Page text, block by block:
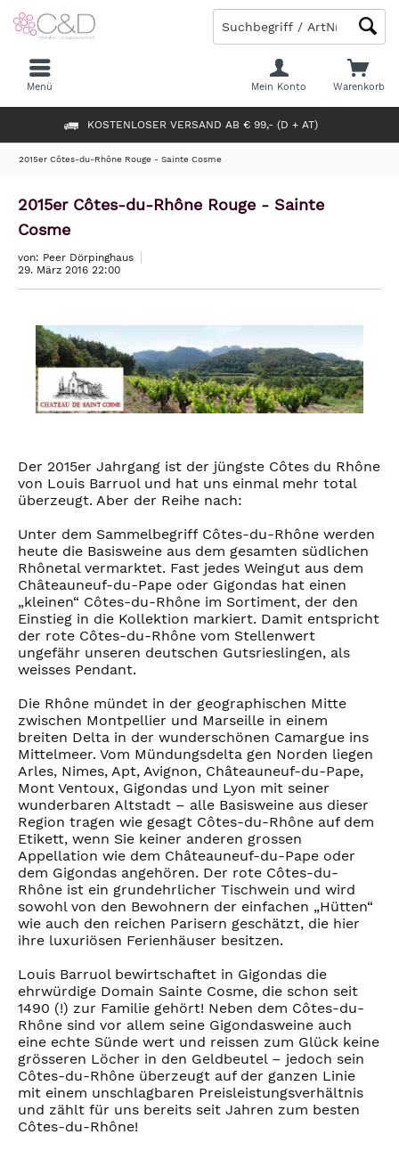
KOSTENLOSER VERSAND AB € 99,- (D + AT)
Warenkorb
Mein Konto
Menü
2015er Côtes-du-Rhône Rouge - Sainte Cosme
2015er Côtes-du-Rhône Rouge - Sainte
Cosme
von: Peer Dörpinghaus
29. März 2016 22:00
Der 2015er Jahrgang ist der jüngste Côtes du Rhône
von Louis Barruol und hat uns einmal mehr total
überzeugt. Aber der Reihe nach:
Unter dem Sammelbegriff Côtes-du-Rhône werden
heute die Basisweine aus dem gesamten südlichen
Rhônetal vermarktet. Fast jedes Weingut aus dem
Châteauneuf-du-Pape oder Gigondas hat einen
„kleinen“ Côtes-du-Rhône im Sortiment, der den
Einstieg in die Kollektion markiert. Damit entspricht
der rote Côtes-du-Rhône vom Stellenwert
ungefähr unseren deutschen Gutsrieslingen, als
weisses Pendant.
Die Rhône mündet in der geographischen Mitte
zwischen Montpellier und Marseille in einem
breiten Delta in der wunderschönen Camargue ins
Mittelmeer. Vom Mündungsdelta gen Norden liegen
Arles, Nimes, Apt, Avignon, Châteauneuf-du-Pape,
Mont Ventoux, Gigondas und Lyon mit seiner
wunderbaren Altstadt – alle Basisweine aus dieser
Region tragen wie gesagt Côtes-du-Rhône auf dem
Etikett, wenn Sie keiner anderen grossen
Appellation wie dem Châteauneuf-du-Pape oder
dem Gigondas angehören. Der rote Côtes-du-
Rhône ist ein grundehrlicher Tischwein und wird
sowohl von den Bewohnern der einfachen „Hütten“
wie auch den reichen Parisern geschätzt, die hier
ihre luxuriösen Ferienhäuser besitzen.
Louis Barruol bewirtschaftet in Gigondas die
ehrwürdige Domain Sainte Cosme, die schon seit
1490 (!) zur Familie gehört! Neben dem Côtes-du-
Rhône sind vor allem seine Gigondasweine auch
eine echte Sünde wert und reissen zum Glück keine
grösseren Löcher in den Geldbeutel – jedoch sein
Côtes-du-Rhône überzeugt auf der ganzen Linie
mit einem unschlagbaren Preisleistungsverhältnis
und zählt für uns bereits seit Jahren zum besten
Côtes-du-Rhône!